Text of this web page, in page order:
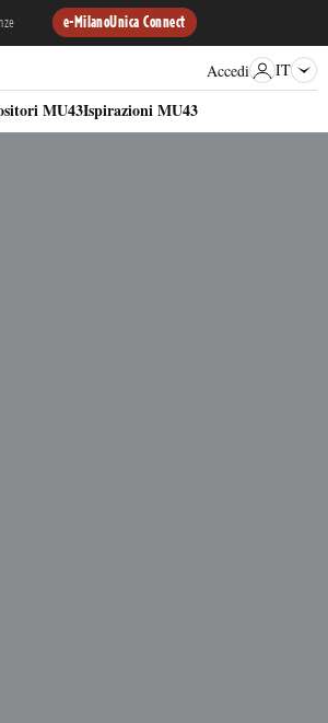
e-MilanoUnica Connect
MU43Ispirazioni MU43
Accedi IT